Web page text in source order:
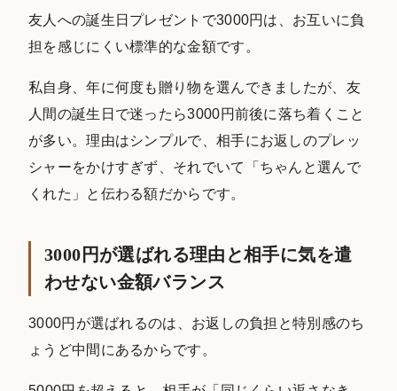
友人への誕生日プレゼントで3000円は、お互いに負
担を感じにくい標準的な金額です。
私自身、年に何度も贈り物を選んできましたが、友
人間の誕生日で迷ったら3000円前後に落ち着くこと
が多い。理由はシンプルで、相手にお返しのプレッ
シャーをかけすぎず、それでいて「ちゃんと選んで
くれた」と伝わる額だからです。
3000円が選ばれる理由と相手に気を遣
わせない金額バランス
3000円が選ばれるのは、お返しの負担と特別感のち
ょうど中間にあるからです。